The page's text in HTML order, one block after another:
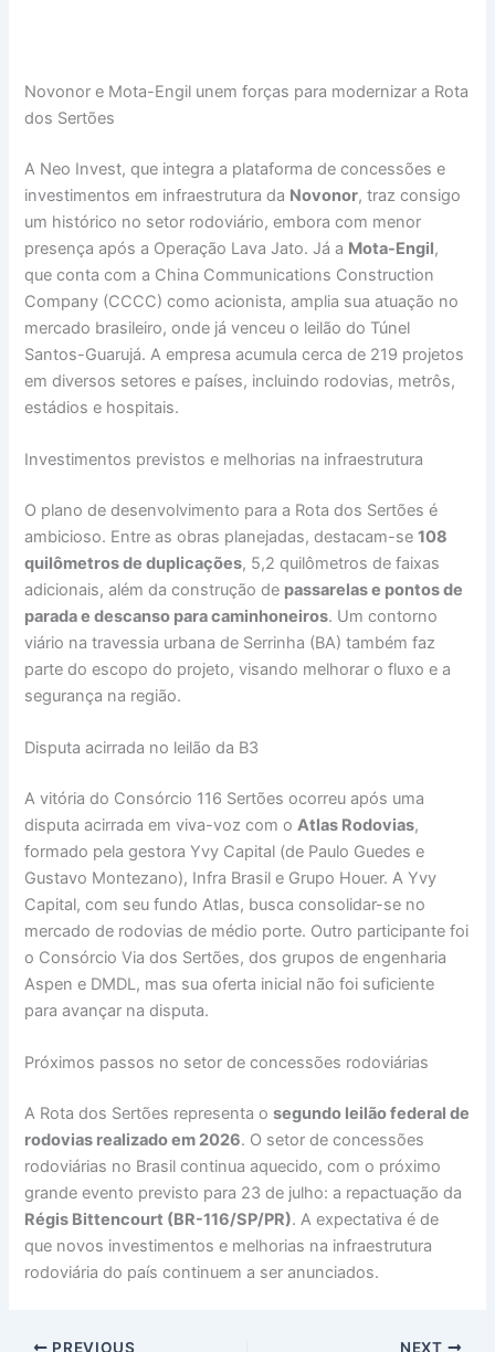
Novonor e Mota-Engil unem forças para modernizar a Rota
dos Sertões
A Neo Invest, que integra a plataforma de concessões e
investimentos em infraestrutura da Novonor, traz consigo
um histórico no setor rodoviário, embora com menor
presença após a Operação Lava Jato. Já a Mota-Engil,
que conta com a China Communications Construction
Company (CCCC) como acionista, amplia sua atuação no
mercado brasileiro, onde já venceu o leilão do Túnel
Santos-Guarujá. A empresa acumula cerca de 219 projetos
em diversos setores e países, incluindo rodovias, metrôs,
estádios e hospitais.
Investimentos previstos e melhorias na infraestrutura
O plano de desenvolvimento para a Rota dos Sertões é
ambicioso. Entre as obras planejadas, destacam-se108
quilômetros de duplicações, 5,2 quilômetros de faixas
adicionais, além da construção de passarelas e pontos de
parada e descanso para caminhoneiros. Um contorno
viário na travessia urbana de Serrinha (BA) também faz
parte do escopo do projeto, visando melhorar o fluxo e a
segurança na região.
Disputa acirrada no leilão da B3
A vitória do Consórcio 116 Sertões ocorreu após uma
disputa acirrada em viva-voz com oAtlas Rodovias,
formado pela gestora Yvy Capital (de Paulo Guedes e
Gustavo Montezano), Infra Brasil e Grupo Houer. A Yvy
Capital, com seu fundo Atlas, busca consolidar-se no
mercado de rodovias de médio porte. Outro participante foi
o Consórcio Via dos Sertões, dos grupos de engenharia
Aspen e DMDL, mas sua oferta inicial não foi suficiente
para avançar na disputa.
Próximos passos no setor de concessões rodoviárias
A Rota dos Sertões representa osegundo leilão federal de
rodovias realizado em 2026. O setor de concessões
rodoviárias no Brasil continua aquecido, com o próximo
grande evento previsto para 23 de julho: a repactuação da
Régis Bittencourt (BR-116/SP/PR). A expectativa é de
que novos investimentos e melhorias na infraestrutura
rodoviária do país continuem a ser anunciados.
PREVIOUS NEXT